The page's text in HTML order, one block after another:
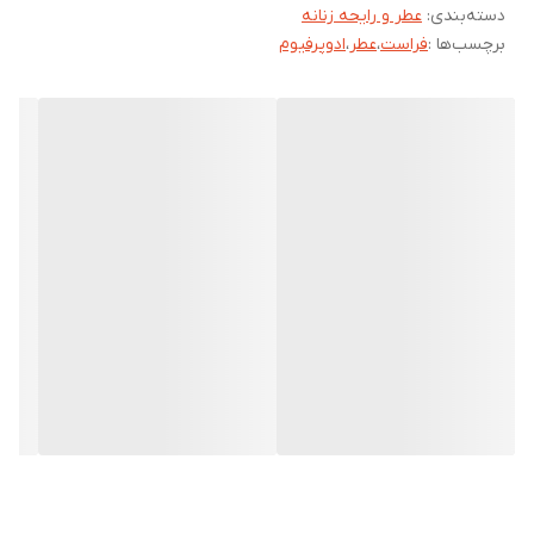
دسته‌بندی: عطر و رایحه زنانه
برچسب‌ها :فراست،عطر،ادوپرفیوم